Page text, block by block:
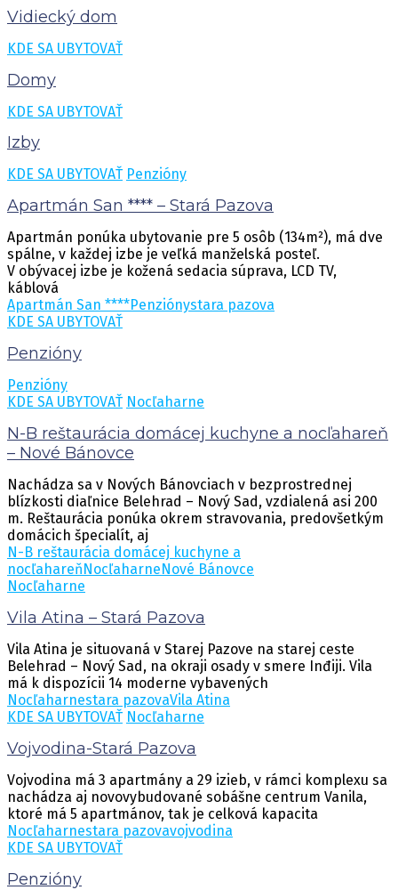
Vidiecký dom
KDE SA UBYTOVAŤ
Domy
KDE SA UBYTOVAŤ
Izby
KDE SA UBYTOVAŤ Penzióny
Apartmán San **** – Stará Pazova
Apartmán ponúka ubytovanie pre 5 osôb (134m²), má dve
spálne, v každej izbe je veľká manželská posteľ.
V obývacej izbe je kožená sedacia súprava, LCD TV,
káblová
Apartmán San ****Penziónystara pazova
KDE SA UBYTOVAŤ
Penzióny
Penzióny
KDE SA UBYTOVAŤ Nocľaharne
N-B reštaurácia domácej kuchyne a nocľahareň
– Nové Bánovce
Nachádza sa v Nových Bánovciach v bezprostrednej
blízkosti diaľnice Belehrad – Nový Sad, vzdialená asi 200
m. Reštaurácia ponúka okrem stravovania, predovšetkým
domácich špecialít, aj
N-B reštaurácia domácej kuchyne a
nocľahareňNocľaharneNové Bánovce
Nocľaharne
Vila Atina – Stará Pazova
Vila Atina je situovaná v Starej Pazove na starej ceste
Belehrad – Nový Sad, na okraji osady v smere Inđiji. Vila
má k dispozícii 14 moderne vybavených
Nocľaharnestara pazovaVila Atina
KDE SA UBYTOVAŤ Nocľaharne
Vojvodina-Stará Pazova
Vojvodina má 3 apartmány a 29 izieb, v rámci komplexu sa
nachádza aj novovybudované sobášne centrum Vanila,
ktoré má 5 apartmánov, tak je celková kapacita
Nocľaharnestara pazovavojvodina
KDE SA UBYTOVAŤ
Penzióny